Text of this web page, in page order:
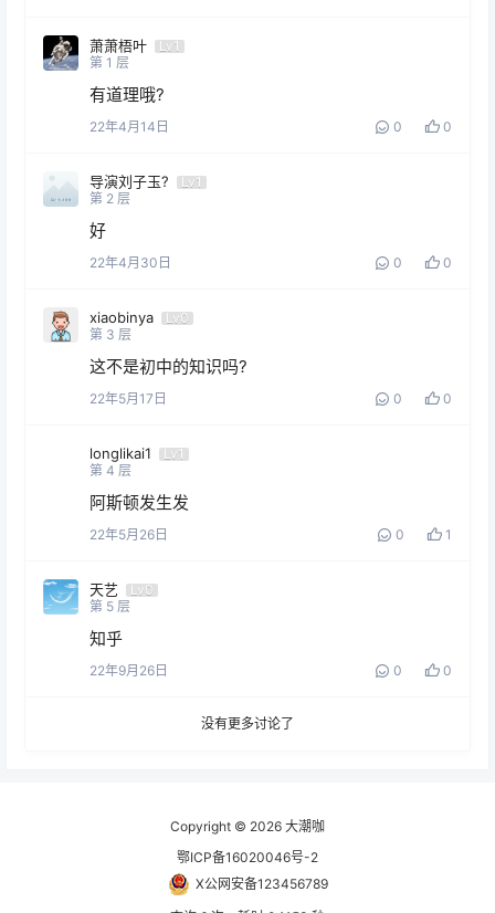
萧萧梧叶
Lv1
第 1 层
有道理哦?
22年4月14日 0 0
导演刘子玉?
Lv1
第 2 层
好
22年4月30日 0 0
xiaobinya
Lv0
第 3 层
这不是初中的知识吗?
22年5月17日 0 0
longlikai1
Lv1
第 4 层
阿斯顿发生发
22年5月26日 0 1
天艺
Lv0
第 5 层
知乎
22年9月26日 0 0
没有更多讨论了
Copyright © 2026 大潮咖
鄂ICP备16020046号-2
X公网安备123456789